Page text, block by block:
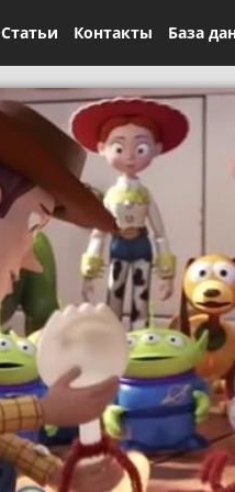
Статьи Контакты База